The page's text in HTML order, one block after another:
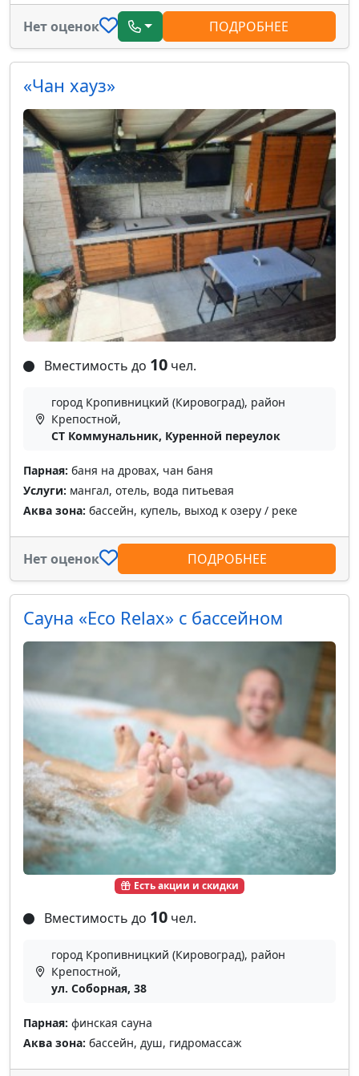
Нет оценок ПОДРОБНЕЕ
«Чан хауз»
Вместимость до 10 чел.
город Кропивницкий (Кировоград), район
Крепостной,
СТ Коммунальник, Куренной переулок
Парная: баня на дровах, чан баня
Услуги: мангал, отель, вода питьевая
Аква зона: бассейн, купель, выход к озеру / реке
Нет оценок ПОДРОБНЕЕ
Есть акции и скидки
Сауна «Eco Relax» с бассейном
Вместимость до 10 чел.
город Кропивницкий (Кировоград), район
Крепостной,
ул. Соборная, 38
Парная: финская сауна
Аква зона: бассейн, душ, гидромассаж